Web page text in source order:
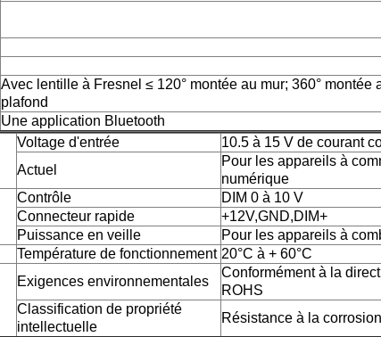
Avec lentille à Fresnel ≤ 120° montée au mur; 360° montée
plafond
Une application Bluetooth
Voltage d'entrée
10.5 à 15 V de courant
Actuel
Pour les appareils à
numérique
Contrôle
DIM 0 à 10 V
Connecteur rapide
+12V,GND,DIM+
Puissance en veille
Pour les appareils à
Température de fonctionnement 20°C à + 60°C
Exigences environnementales
Conformément à la
ROHS
Classification de propriété
intellectuelle
Résistance à la corrosion